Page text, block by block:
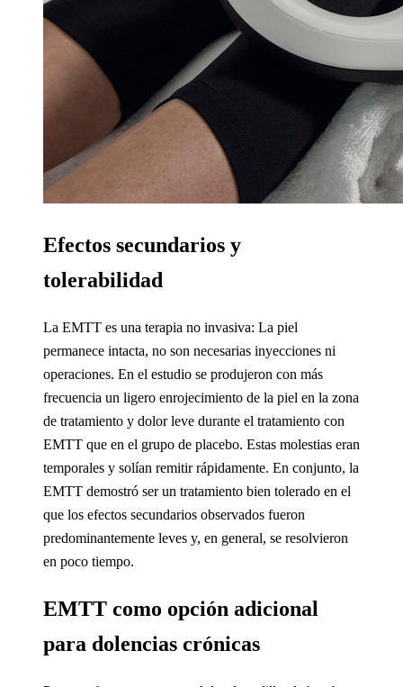
Efectos secundarios y
tolerabilidad
La EMTT es una terapia no invasiva: La piel
permanece intacta, no son necesarias inyecciones ni
operaciones. En el estudio se produjeron con más
frecuencia un ligero enrojecimiento de la piel en la zona
de tratamiento y dolor leve durante el tratamiento con
EMTT que en el grupo de placebo. Estas molestias eran
temporales y solían remitir rápidamente. En conjunto, la
EMTT demostró ser un tratamiento bien tolerado en el
que los efectos secundarios observados fueron
predominantemente leves y, en general, se resolvieron
en poco tiempo.
EMTT como opción adicional
para dolencias crónicas